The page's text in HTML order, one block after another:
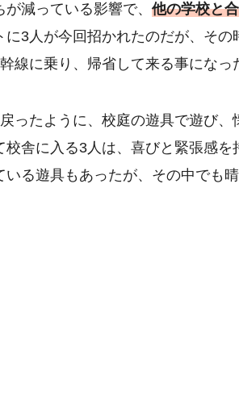
減っている影響で、 他の学校と
に3人が今回招かれたのだが、そ
線に乗り、帰省して来る事になっ
ったように、校庭の遊具で遊び、
舎に入る3人は、喜びと緊張感を
いる遊具もあったが、その中でも